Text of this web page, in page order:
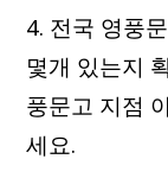
4. 전국 영풍
몇개 있는지
풍문고 지점
세요.